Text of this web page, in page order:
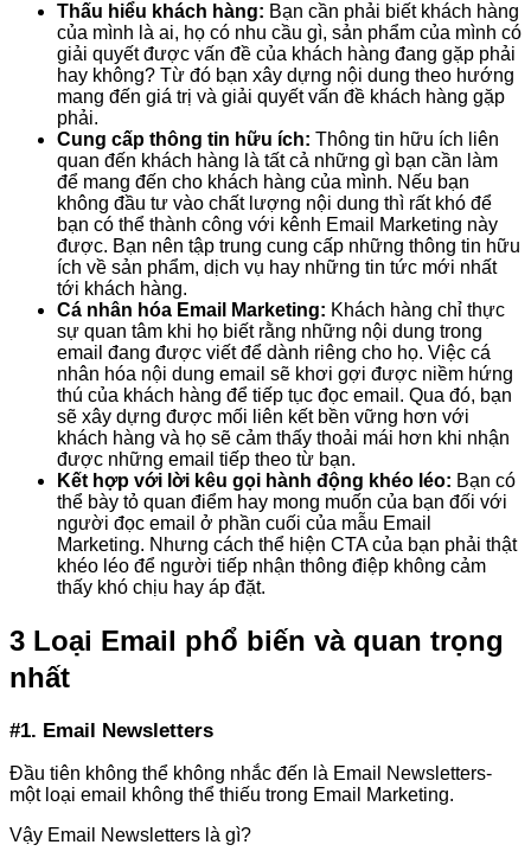
Thấu hiểu khách hàng: Bạn cần phải biết khách hàng
của mình là ai, họ có nhu cầu gì, sản phẩm của mình có
giải quyết được vấn đề của khách hàng đang gặp phải
hay không? Từ đó bạn xây dựng nội dung theo hướng
mang đến giá trị và giải quyết vấn đề khách hàng gặp
phải.
Cung cấp thông tin hữu ích: Thông tin hữu ích liên
quan đến khách hàng là tất cả những gì bạn cần làm
để mang đến cho khách hàng của mình. Nếu bạn
không đầu tư vào chất lượng nội dung thì rất khó để
bạn có thể thành công với kênh Email Marketing này
được. Bạn nên tập trung cung cấp những thông tin hữu
ích về sản phẩm, dịch vụ hay những tin tức mới nhất
tới khách hàng.
Cá nhân hóa Email Marketing: Khách hàng chỉ thực
sự quan tâm khi họ biết rằng những nội dung trong
email đang được viết để dành riêng cho họ. Việc cá
nhân hóa nội dung email sẽ khơi gợi được niềm hứng
thú của khách hàng để tiếp tục đọc email. Qua đó, bạn
sẽ xây dựng được mối liên kết bền vững hơn với
khách hàng và họ sẽ cảm thấy thoải mái hơn khi nhận
được những email tiếp theo từ bạn.
Kết hợp với lời kêu gọi hành động khéo léo: Bạn có
thể bày tỏ quan điểm hay mong muốn của bạn đối với
người đọc email ở phần cuối của mẫu Email
Marketing. Nhưng cách thể hiện CTA của bạn phải thật
khéo léo để người tiếp nhận thông điệp không cảm
thấy khó chịu hay áp đặt.
3 Loại Email phổ biến và quan trọng
nhất
#1. Email Newsletters
Đầu tiên không thể không nhắc đến là Email Newsletters-
một loại email không thể thiếu trong Email Marketing.
Vậy Email Newsletters là gì?